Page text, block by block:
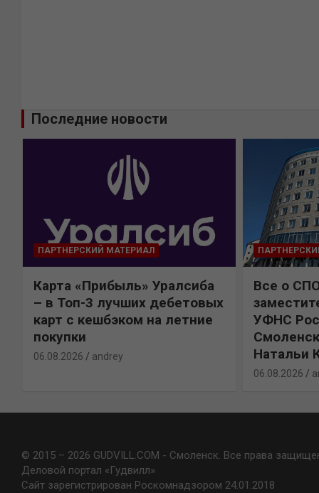
Последние новости
ПАРТНЕРСКИЙ МАТЕРИАЛ
Карта «Прибыль» Уралсиба
– в Топ-3 лучших дебетовых
карт с кешбэком на летние
покупки
06.08.2026 andrey
Все о
УФНС
Натальи
06.08.2026
© 2015 – 2026 GUDVILL.COM - Смоленск. Все права
Деловой портал «Гудвилл»
Сайт зарегистрирован Роскомнадзором 24.01.2018